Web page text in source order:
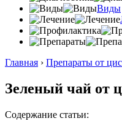
Виды
Главная › Препараты от
Зеленый чай от
Содержание статьи: